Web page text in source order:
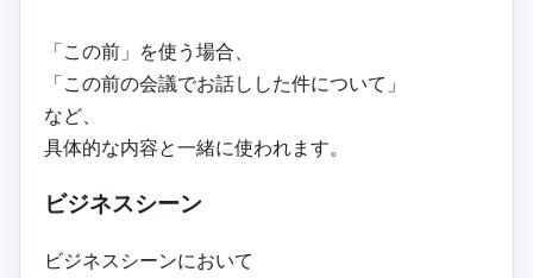
「この前」を使う場合、
「この前の会議でお話しした件について」
など、
具体的な内容と一緒に使われます。
ビジネスシーン
ビジネスシーンにおいて